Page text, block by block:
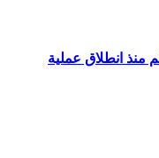
العالم منذ انطلاق عملية